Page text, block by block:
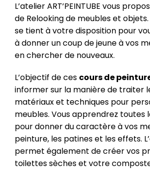
L’atelier ART’PEINTUBE vous
de Relooking de meubles et objets.
se tient à votre disposition pour
à donner un coup de jeune à vos
en chercher de nouveaux.
L’objectif de ces cours de
informer sur la manière de traiter
matériaux et techniques pour
meubles. Vous apprendrez toutes
pour donner du caractère à vos
peinture, les patines et les effets.
permet également de créer vos
toilettes sèches et votre